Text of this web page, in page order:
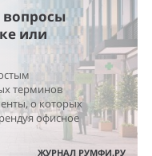
вопросы
или
терминов
о которых
офисное
ЖУРНАЛ РУМФИ.РУ